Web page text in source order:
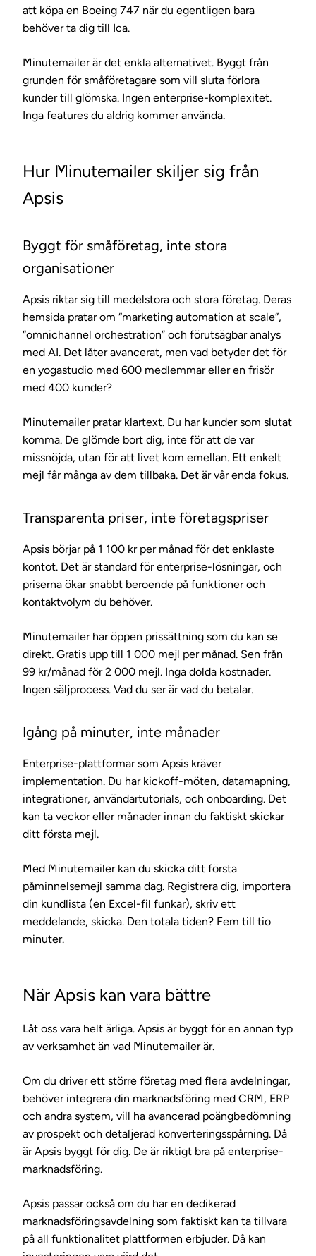
att köpa en Boeing 747 när du egentligen bara
behöver ta dig till Ica.
Minutemailer är det enkla alternativet. Byggt från
grunden för småföretagare som vill sluta förlora
kunder till glömska. Ingen enterprise-komplexitet.
Inga features du aldrig kommer använda.
Hur Minutemailer skiljer sig från
Apsis
Byggt för småföretag, inte stora
organisationer
Apsis riktar sig till medelstora och stora företag. Deras
hemsida pratar om “marketing automation at scale”,
“omnichannel orchestration” och förutsägbar analys
med AI. Det låter avancerat, men vad betyder det för
en yogastudio med 600 medlemmar eller en frisör
med 400 kunder?
Minutemailer pratar klartext. Du har kunder som slutat
komma. De glömde bort dig, inte för att de var
missnöjda, utan för att livet kom emellan. Ett enkelt
mejl får många av dem tillbaka. Det är vår enda fokus.
Transparenta priser, inte företagspriser
Apsis börjar på 1 100 kr per månad för det enklaste
kontot. Det är standard för enterprise-lösningar, och
priserna ökar snabbt beroende på funktioner och
kontaktvolym du behöver.
Minutemailer har öppen prissättning som du kan se
direkt. Gratis upp till 1 000 mejl per månad. Sen från
99 kr/månad för 2 000 mejl. Inga dolda kostnader.
Ingen säljprocess. Vad du ser är vad du betalar.
Igång på minuter, inte månader
Enterprise-plattformar som Apsis kräver
implementation. Du har kickoff-möten, datamapning,
integrationer, användartutorials, och onboarding. Det
kan ta veckor eller månader innan du faktiskt skickar
ditt första mejl.
Med Minutemailer kan du skicka ditt första
påminnelsemejl samma dag. Registrera dig, importera
din kundlista (en Excel-fil funkar), skriv ett
meddelande, skicka. Den totala tiden? Fem till tio
minuter.
När Apsis kan vara bättre
Låt oss vara helt ärliga. Apsis är byggt för en annan typ
av verksamhet än vad Minutemailer är.
Om du driver ett större företag med flera avdelningar,
behöver integrera din marknadsföring med CRM, ERP
och andra system, vill ha avancerad poängbedömning
av prospekt och detaljerad konverteringsspårning. Då
är Apsis byggt för dig. De är riktigt bra på enterprise-
marknadsföring.
Apsis passar också om du har en dedikerad
marknadsföringsavdelning som faktiskt kan ta tillvara
på all funktionalitet plattformen erbjuder. Då kan